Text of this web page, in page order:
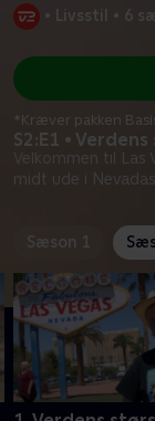
• Livsstil • 6
S2:E1 •
Velkommen til Las
midt ude i
*Kræver pakken
Sæson 1